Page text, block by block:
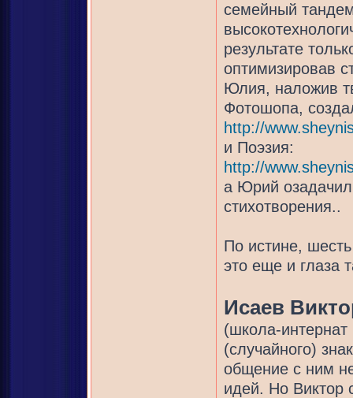
семейный
результате
оптимизировав
Юлия, наложив
Фотошопа,
http://
и Поэзия:
http://
а Юрий озадачил
стихотворения..
По истине,
это еще и
Исаев
(школа-
(случайного)
общение с ним
идей. Но Виктор